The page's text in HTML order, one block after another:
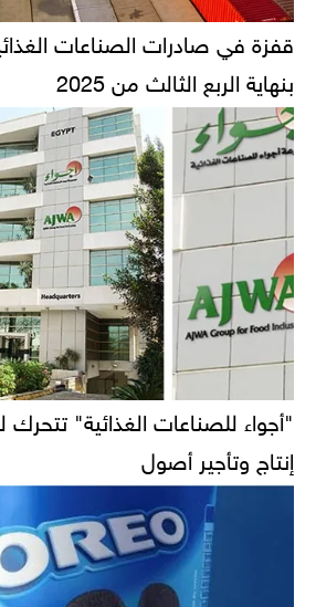
بنهاية الربع الثالث من 2025
"أجواء للصناعات الغذائية"
إنتاج وتأجير أصول